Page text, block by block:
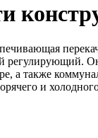
также
и